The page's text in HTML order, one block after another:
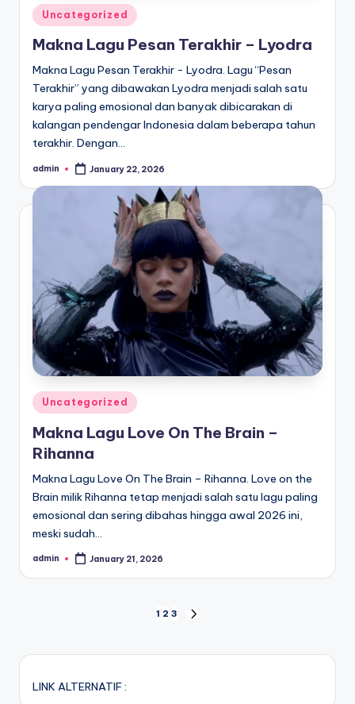
Posted
in
Uncategorized
Makna Lagu Pesan Terakhir – Lyodra
Makna Lagu Pesan Terakhir - Lyodra. Lagu “Pesan
Terakhir” yang dibawakan Lyodra menjadi salah satu
karya paling emosional dan banyak dibicarakan di
kalangan pendengar Indonesia dalam beberapa tahun
terakhir. Dengan…
Posted
admin January 22, 2026
Posted
in
Uncategorized
Makna Lagu Love On The Brain –
Rihanna
Makna Lagu Love On The Brain – Rihanna. Love on the
Brain milik Rihanna tetap menjadi salah satu lagu paling
emosional dan sering dibahas hingga awal 2026 ini,
meski sudah…
Posted
admin January 21, 2026
pagination
1 2 3
LINK ALTERNATIF :